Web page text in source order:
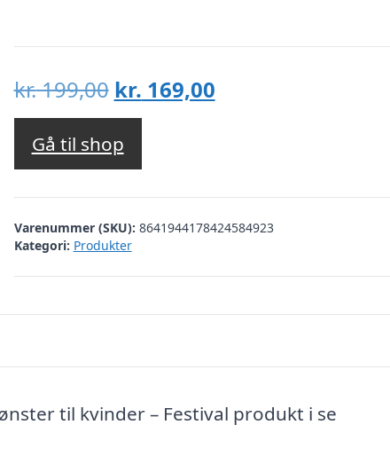
kr.199,00 Den
oprindelige
pris
var:
kr. 199,00.
kr. 169,00Den
kr. 169,00.
Gå til shop
Varenummer (SKU): 8641944178424584923
Kategori: Produkter
til kvinder – Festival produkt i se